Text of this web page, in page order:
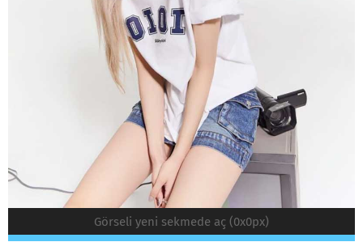
Görseli yeni sekmede aç (0x0px)